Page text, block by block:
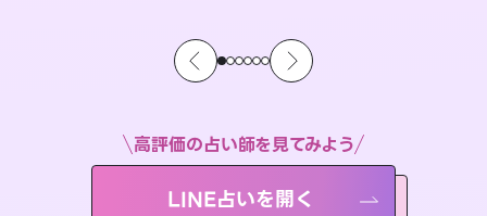
高評価の占い師を見てみよう
LINE占いを開く